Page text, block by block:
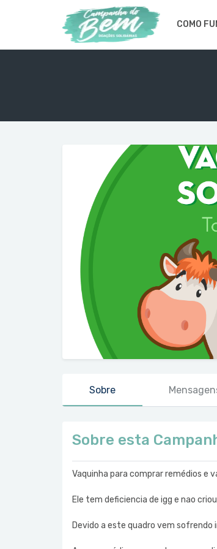
COMO
Sobre
Sobre esta
Vaquinha para comprar remédios e
Ele tem deficiencia de igg e nao
Devido a este quadro vem